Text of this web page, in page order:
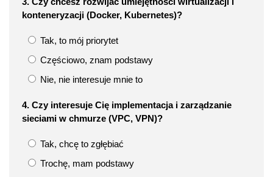
konteneryzacji (Docker, Kubernetes)?
Tak, to mój priorytet
Częściowo, znam podstawy
Nie, nie interesuje mnie to
4. Czy interesuje Cię implementacja i zarządzanie
sieciami w chmurze (VPC, VPN)?
Tak, chcę to zgłębiać
Trochę, mam podstawy